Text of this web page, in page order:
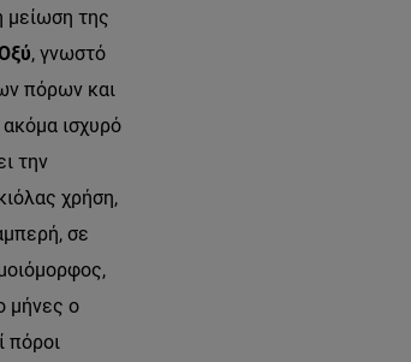
μείωση της
, γνωστό
πόρων και
ακόμα ισχυρό
την
χρήση,
σε
μήνες ο
πόροι